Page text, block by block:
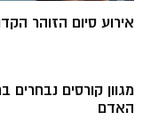
אירוע סיום הזוהר
מגוון קורסים
האדם